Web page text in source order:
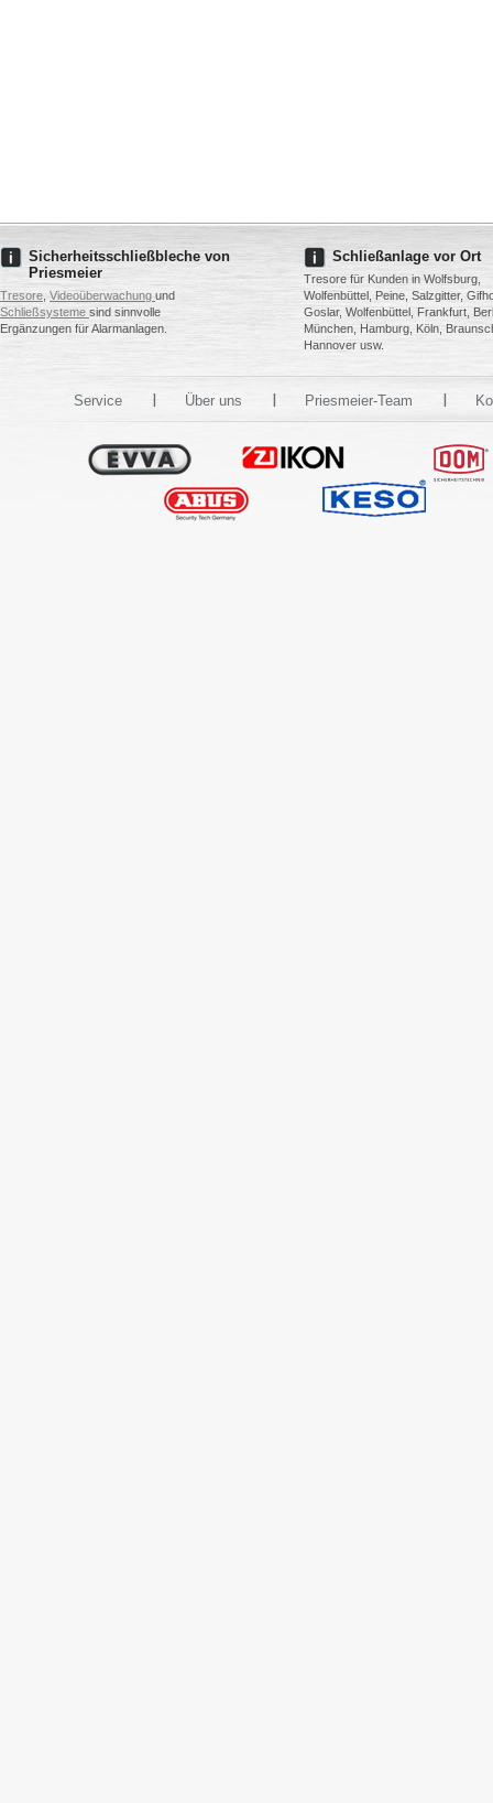
Sicherheitsschließbleche von
Priesmeier
Tresore Videoüberwachung und
Schließsysteme sind sinnvolle
Ergänzungen für Alarmanlagen.
Schließanlage vor Ort
Tresore für Kunden in Wolfsburg,
Wolfenbüttel, Peine, Salzgitter,
Goslar, Wolfenbüttel, Frankfurt,
München, Hamburg, Köln,
Hannover usw.
Service Über uns Priesmeier-Team